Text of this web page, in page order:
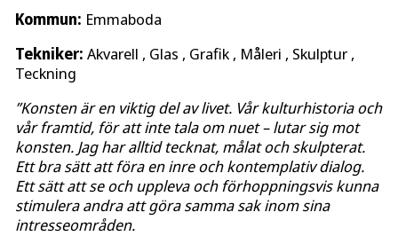
Kommun: Emmaboda
Tekniker: Akvarell , Glas , Grafik , Måleri , Skulptur ,
Teckning
”Konsten är en viktig del av livet. Vår kulturhistoria och
vår framtid, för att inte tala om nuet – lutar sig mot
konsten. Jag har alltid tecknat, målat och skulpterat.
Ett bra sätt att föra en inre och kontemplativ dialog.
Ett sätt att se och uppleva och förhoppningsvis kunna
stimulera andra att göra samma sak inom sina
intresseområden.